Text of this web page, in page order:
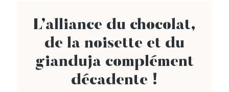
L’alliance du chocolat,
de la noisette et du
gianduja complément
décadente !